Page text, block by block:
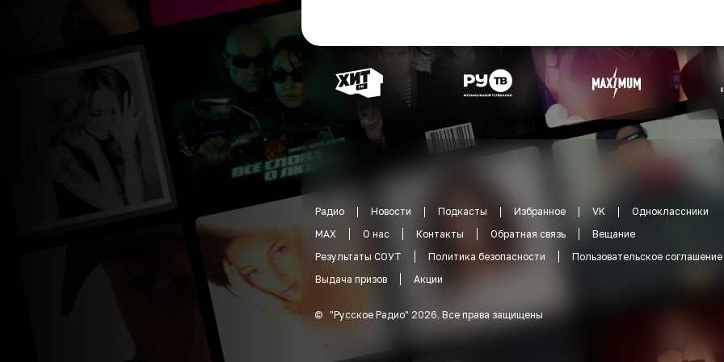
Радио Новости Подкасты Избранное VK
Одноклассники
MAX
О нас Контакты Обратная связь
Вещание
Результаты СОУТ
Политика безопасности
Пользовательское соглашение
Выдача призов
Акции
© "Русское Радио" 2026. Все права защищены